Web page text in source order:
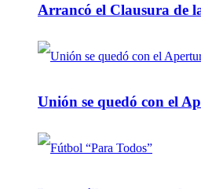
Arrancó el Clausura de
Unión se quedó con el